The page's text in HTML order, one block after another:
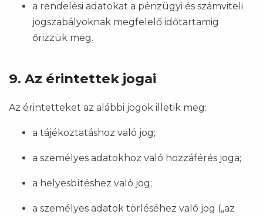
a rendelési adatokat a pénzügyi és számviteli
jogszabályoknak megfelelő időtartamig
őrizzük meg.
9. Az érintettek jogai
Az érintetteket az alábbi jogok illetik meg:
a tájékoztatáshoz való jog;
a személyes adatokhoz való hozzáférés joga;
a helyesbítéshez való jog;
a személyes adatok törléséhez való jog („az